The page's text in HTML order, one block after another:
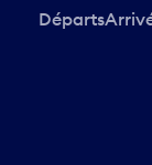
Départs